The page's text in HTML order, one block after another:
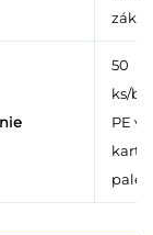
50
ks/
PE